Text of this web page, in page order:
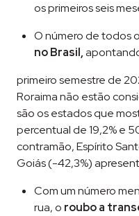
os primeiros seis
O número de todos
no Brasil,
primeiro semestre de
Roraima não estão
são os estados que
percentual de 19,2% e
contramão, Espírito
Goiás (-42,3%)
Com um número
rua, o roubo a